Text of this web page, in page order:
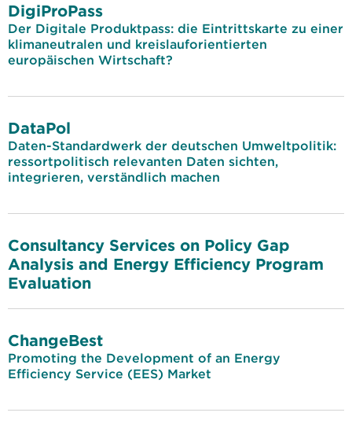
DigiProPass
Der Digitale Produktpass: die Eintrittskarte zu einer
klimaneutralen und kreislauforientierten
europäischen Wirtschaft?
DataPol
Daten-Standardwerk der deutschen Umweltpolitik:
ressortpolitisch relevanten Daten sichten,
integrieren, verständlich machen
Consultancy Services on Policy Gap
Analysis and Energy Efficiency Program
Evaluation
ChangeBest
Promoting the Development of an Energy
Efficiency Service (EES) Market